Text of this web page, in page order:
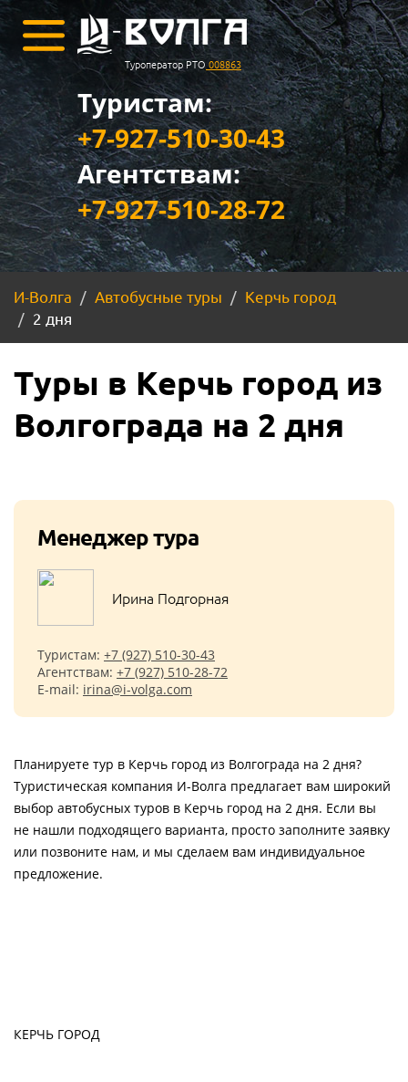
Туроператор РТО 008863
Туристам:
+7-927-510-30-43
Агентствам:
+7-927-510-28-72
И-Волга Автобусные туры
Керчь город
2 дня
Туры в Керчь город из
Волгограда на 2 дня
Менеджер тура
Ирина Подгорная
Туристам: +7 (927) 510-30-43
Агентствам: +7 (927) 510-28-72
E-mail: irina@i-volga.com
Планируете тур в Керчь город из Волгограда на 2 дня?
Туристическая компания И-Волга предлагает вам широкий
выбор автобусных туров в Керчь город на 2 дня. Если вы
не нашли подходящего варианта, просто заполните заявку
или позвоните нам, и мы сделаем вам индивидуальное
предложение.
КЕРЧЬ ГОРОД